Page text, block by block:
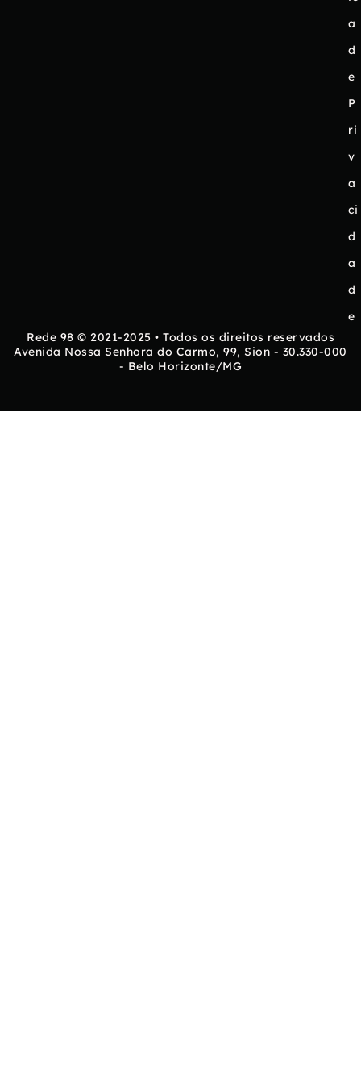
a
d
e
P
ri
v
a
ci
d
a
d
e
Rede 98 © 2021-2025 • Todos os direitos reservados
Avenida Nossa Senhora do Carmo, 99, Sion - 30.330-000
- Belo Horizonte/MG